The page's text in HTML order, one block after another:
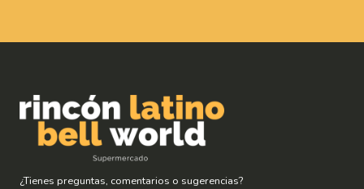
¿Tienes preguntas, comentarios o sugerencias?